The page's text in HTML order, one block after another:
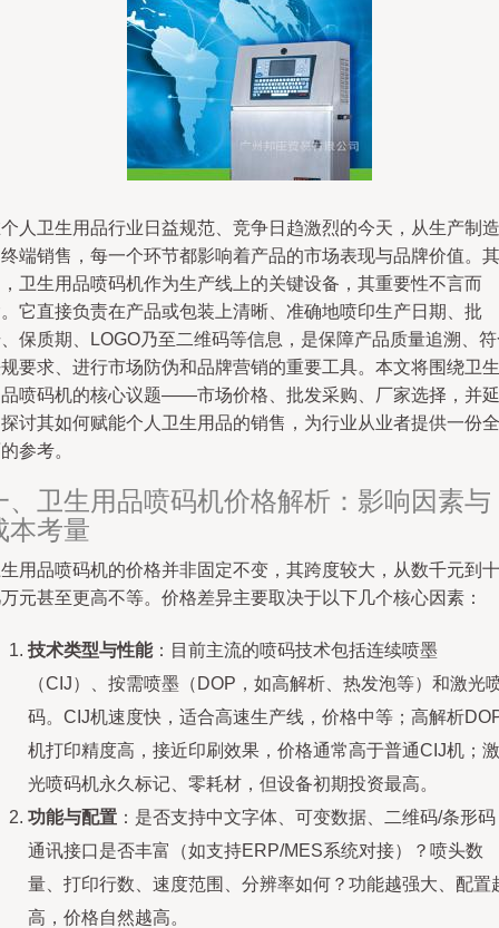
人卫生用品行业日益规范、竞争日趋激烈的今天，从生产制造
端销售，每一个环节都影响着产品的市场表现与品牌价值。其
卫生用品喷码机作为生产线上的关键设备，其重要性不言而
它直接负责在产品或包装上清晰、准确地喷印生产日期、批
保质期、LOGO乃至二维码等信息，是保障产品质量追溯、
要求、进行市场防伪和品牌营销的重要工具。本文将围绕卫生
喷码机的核心议题——市场价格、批发采购、厂家选择，并延
讨其如何赋能个人卫生用品的销售，为行业从业者提供一份全
参考。
、卫生用品喷码机价格解析：影响因素与
本考量
用品喷码机的价格并非固定不变，其跨度较大，从数千元到十
元甚至更高不等。价格差异主要取决于以下几个核心因素：
技术类型与性能：目前主流的喷码技术包括连续喷墨
（CIJ）、按需喷墨（DOP，如高解析、热发泡等）和激光
码。CIJ机速度快，适合高速生产线，价格中等；高解析
机打印精度高，接近印刷效果，价格通常高于普通CIJ机；激
光喷码机永久标记、零耗材，但设备初期投资最高。
功能与配置 ：是否支持中文字体、可变数据、二维码/条形
通讯接口是否丰富（如支持ERP/MES系统对接）？喷头数
量、打印行数、速度范围、分辨率如何？功能越强大、配置
高，价格自然越高。